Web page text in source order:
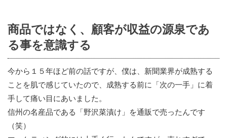
商品ではなく、顧客が収益の源泉であ
る事を意識する
今から１５年ほど前の話ですが、僕は、新聞業界が成熟する
ことを肌で感じていたので、成熟する前に「次の一手」に着
手して痛い目にあいました。
信州の名産品である「野沢菜漬け」を通販で売ったんです
（笑）